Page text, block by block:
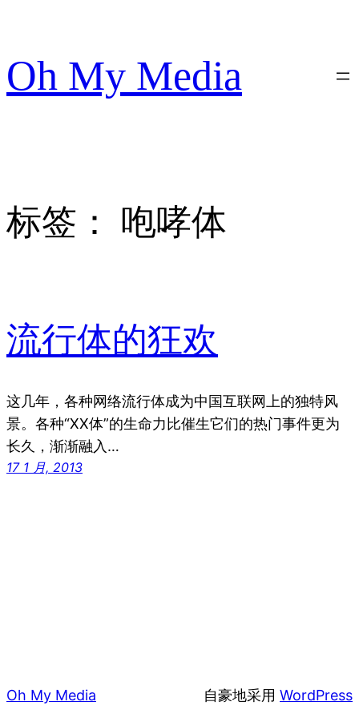
内
容
Oh My Media
标签： 咆哮体
流行体的狂欢
这几年，各种网络流行体成为中国互联网上的独特风
景。各种“XX体”的生命力比催生它们的热门事件更为
长久，渐渐融入…
17 1 月, 2013
Oh My Media 自豪地采用 WordPress